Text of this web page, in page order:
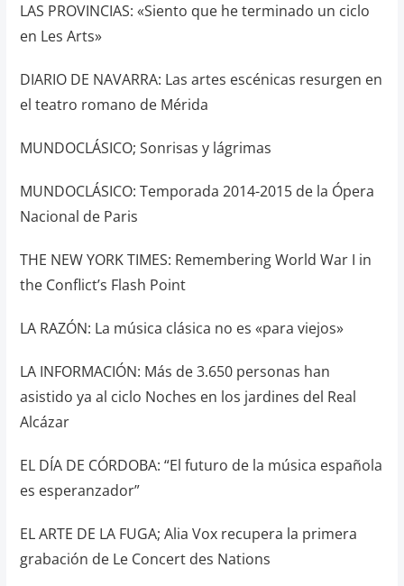
LAS PROVINCIAS: «Siento que he terminado un ciclo
en Les Arts»
DIARIO DE NAVARRA: Las artes escénicas resurgen en
el teatro romano de Mérida
MUNDOCLÁSICO; Sonrisas y lágrimas
MUNDOCLÁSICO: Temporada 2014-2015 de la Ópera
Nacional de Paris
THE NEW YORK TIMES: Remembering World War I in
the Conflict’s Flash Point
LA RAZÓN: La música clásica no es «para viejos»
LA INFORMACIÓN: Más de 3.650 personas han
asistido ya al ciclo Noches en los jardines del Real
Alcázar
EL DÍA DE CÓRDOBA: “El futuro de la música española
es esperanzador”
EL ARTE DE LA FUGA; Alia Vox recupera la primera
grabación de Le Concert des Nations